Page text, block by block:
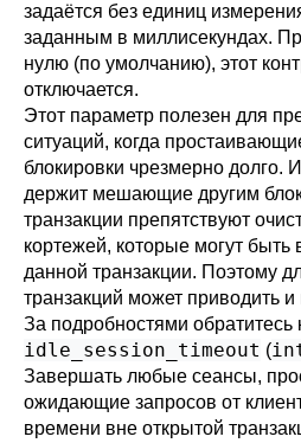
задаётся без единиц
заданным в миллисекундах.
нулю (по умолчанию), этот
отключается.
Этот параметр полезен для
ситуаций, когда
блокировки чрезмерно долго.
держит мешающие другим
транзакции препятствуют
кортежей, которые могут
данной транзакции. Поэтому
транзакций может приводить
За подробностями обратитесь
idle_session_timeout (
Завершать любые сеансы,
ожидающие запросов от
времени вне открытой